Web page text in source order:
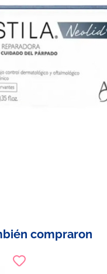
compraron